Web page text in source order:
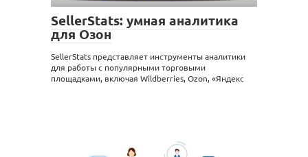
SellerStats: умная аналитика
для Озон
SellerStats представляет инструменты аналитики
для работы с популярными торговыми
площадками, включая Wildberries, Ozon, «Яндекс